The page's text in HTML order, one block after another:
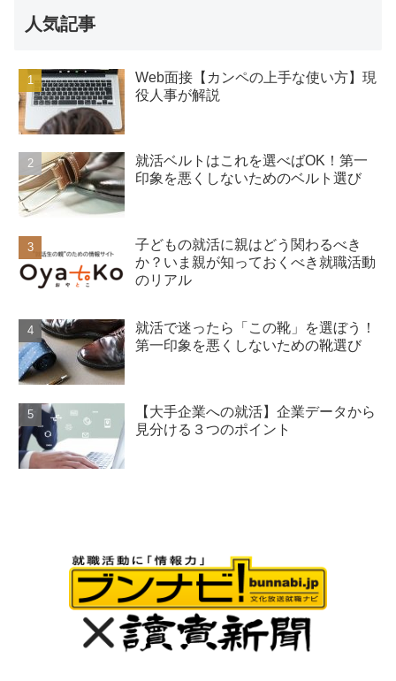
人気記事
Web面接【カンペの上手な使い方】現
役人事が解説
就活ベルトはこれを選べばOK！第一
印象を悪くしないためのベルト選び
子どもの就活に親はどう関わるべき
か？いま親が知っておくべき就職活動
のリアル
就活で迷ったら「この靴」を選ぼう！
第一印象を悪くしないための靴選び
【大手企業への就活】企業データから
見分ける３つのポイント